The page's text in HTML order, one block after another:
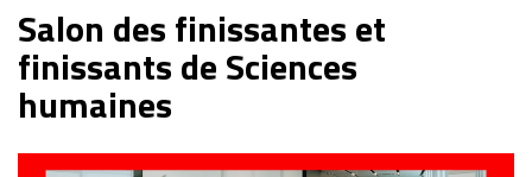
Salon des finissantes et
finissants de Sciences
humaines